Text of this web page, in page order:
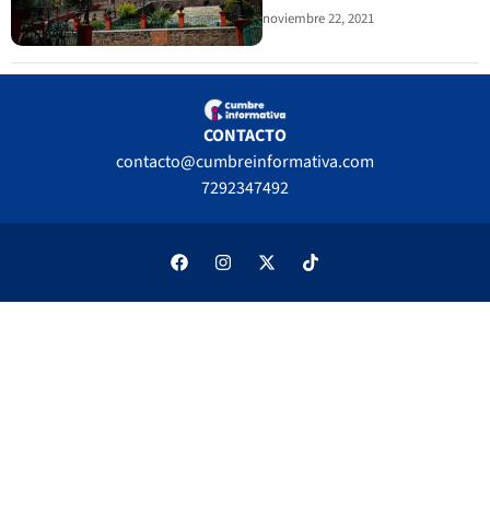
noviembre 22, 2021
CONTACTO
contacto@cumbreinformativa.com
7292347492